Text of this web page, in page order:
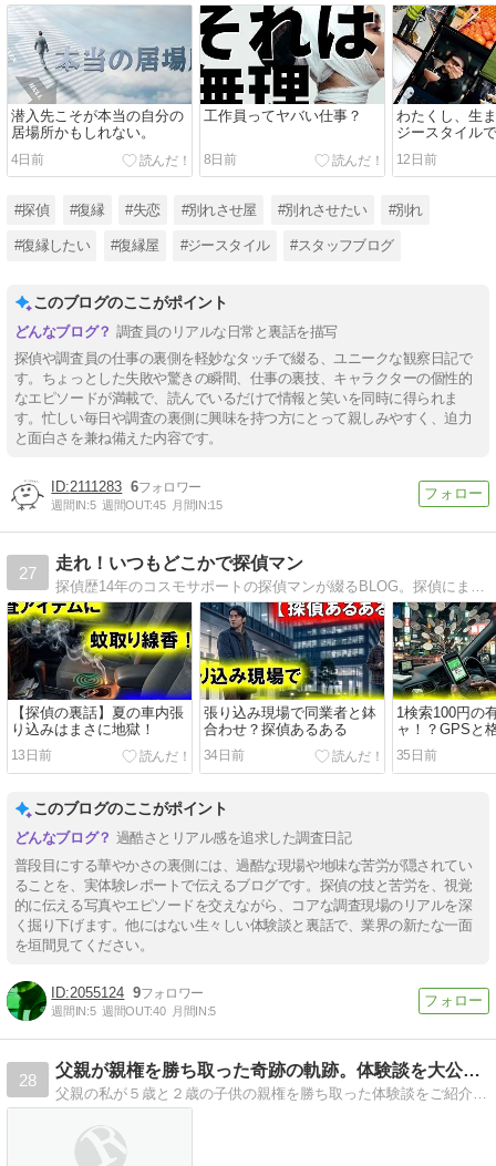
潜入先こそが本当の自分の
居場所かもしれない。
4日前
工作員ってヤバい仕事？
8日前
わたくし、生
ジースタイル
の時によって
変わる、人呼
12日前
#探偵 #復縁 #失恋 #別れさせ屋 #別れさせたい #別れ
#復縁したい #復縁屋 #ジースタイル #スタッフブログ
このブログのここがポイント
調査員のリアルな日常と裏話を描写
探偵や調査員の仕事の裏側を軽妙なタッチで綴る、ユニークな観察日記で
す。ちょっとした失敗や驚きの瞬間、仕事の裏技、キャラクターの個性的
なエピソードが満載で、読んでいるだけで情報と笑いを同時に得られま
す。忙しい毎日や調査の裏側に興味を持つ方にとって親しみやすく、迫力
と面白さを兼ね備えた内容です。
2111283 6
週間IN:5 週間OUT:45 月間IN:15
27
走れ！いつもどこかで探偵マン
【探偵の裏話】夏の車内張
り込みはまさに地獄！
13日前
張り込み現場で同業者と鉢
合わせ？探偵あるある
34日前
1検索100円の
ャ！？GPSと
探偵調査
35日前
このブログのここがポイント
過酷さとリアル感を追求した調査日記
普段目にする華やかさの裏側には、過酷な現場や地味な苦労が隠されてい
ることを、実体験レポートで伝えるブログです。探偵の技と苦労を、視覚
的に伝える写真やエピソードを交えながら、コアな調査現場のリアルを深
く掘り下げます。他にはない生々しい体験談と裏話で、業界の新たな一面
を垣間見てください。
2055124 9
週間IN:5 週間OUT:40 月間IN:5
28
父親が親権を勝ち取った奇跡の軌跡。体験談を大公開！